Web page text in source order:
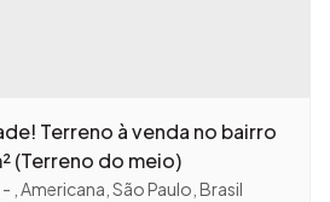
Terreno à venda no bairro
(Terreno do meio)
Americana São Paulo Brasil